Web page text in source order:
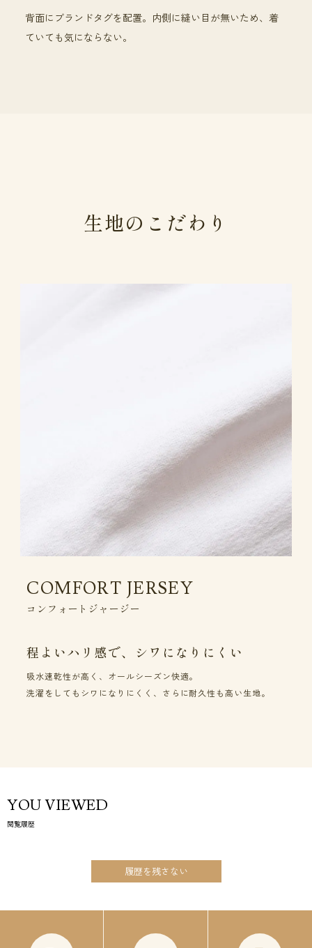
背面にブランドタグを配置。内側に縫い目が無いため、着
ていても気にならない。
生地のこだわり
COMFORT JERSEY
コンフォートジャージー
程よいハリ感で、シワになりにくい
吸水速乾性が高く、オールシーズン快適。
洗濯をしてもシワになりにくく、さらに耐久性も高い生地。
YOU VIEWED
閲覧履歴
履歴を残さない